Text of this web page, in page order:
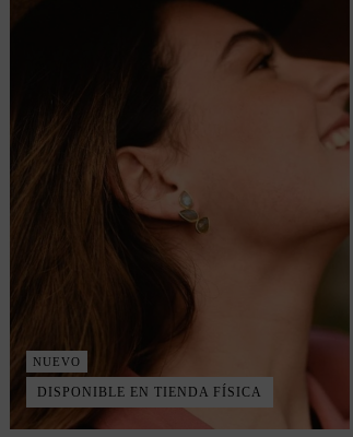
NUEVO
DISPONIBLE EN TIENDA FÍSICA